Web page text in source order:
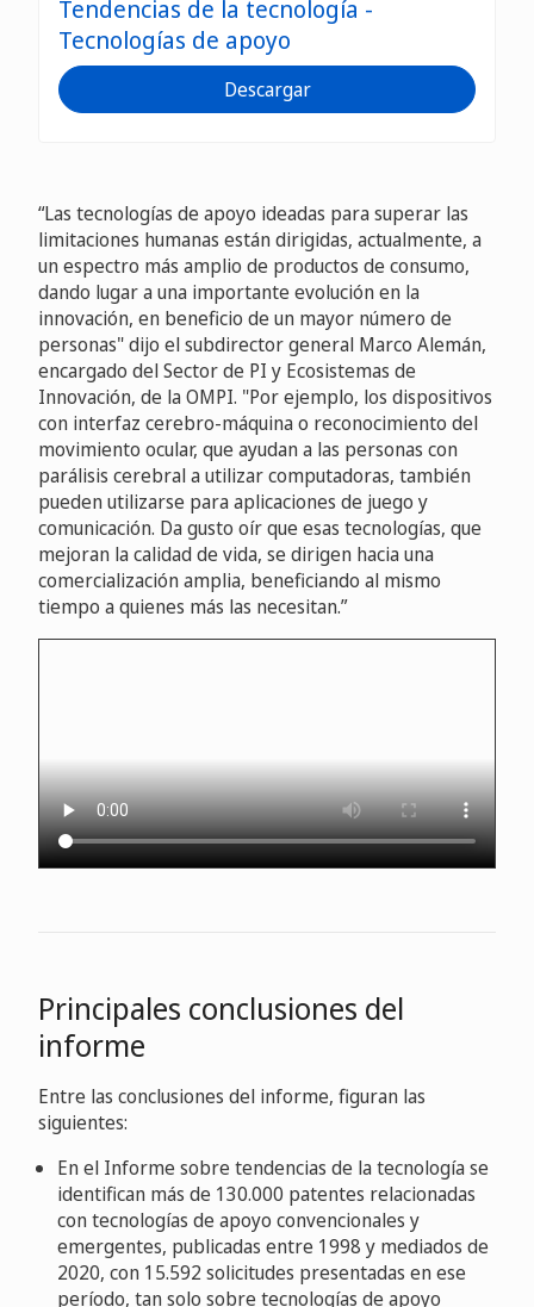
Tendencias de la tecnología -
Tecnologías de apoyo
Descargar
“Las tecnologías de apoyo ideadas para superar las
limitaciones humanas están dirigidas, actualmente, a
un espectro más amplio de productos de consumo,
dando lugar a una importante evolución en la
innovación, en beneficio de un mayor número de
personas" dijo el subdirector general Marco Alemán,
encargado del Sector de PI y Ecosistemas de
Innovación, de la OMPI. "Por ejemplo, los dispositivos
con interfaz cerebro-máquina o reconocimiento del
movimiento ocular, que ayudan a las personas con
parálisis cerebral a utilizar computadoras, también
pueden utilizarse para aplicaciones de juego y
comunicación. Da gusto oír que esas tecnologías, que
mejoran la calidad de vida, se dirigen hacia una
comercialización amplia, beneficiando al mismo
tiempo a quienes más las necesitan.”
Principales conclusiones del
informe
Entre las conclusiones del informe, figuran las
siguientes:
En el Informe sobre tendencias de la tecnología se
identifican más de 130.000 patentes relacionadas
con tecnologías de apoyo convencionales y
emergentes, publicadas entre 1998 y mediados de
2020, con 15.592 solicitudes presentadas en ese
período, tan solo sobre tecnologías de apoyo